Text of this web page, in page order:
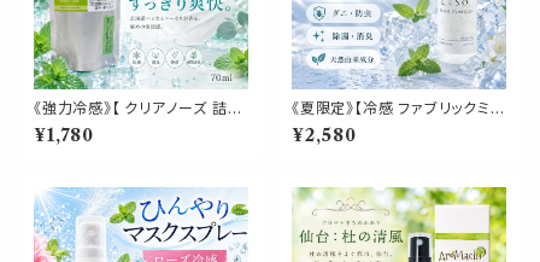
《強力冷感》【 クリアノーズ 詰め
替え用 70ml 】マスク & ピロー
アロマ｜北海道ハッカ ペパーミ
涼しい 詰替パウチ 約3回分 消
臭 静菌 冷感 アロマスプレー
¥1,780
《夏限定》【冷感 ファブリックミス
ト】アイスミント＆ホワイトティー
の香り｜衣類 寝具 枕 シーツ ソ
プレー 日本製 LESO.
¥2,580